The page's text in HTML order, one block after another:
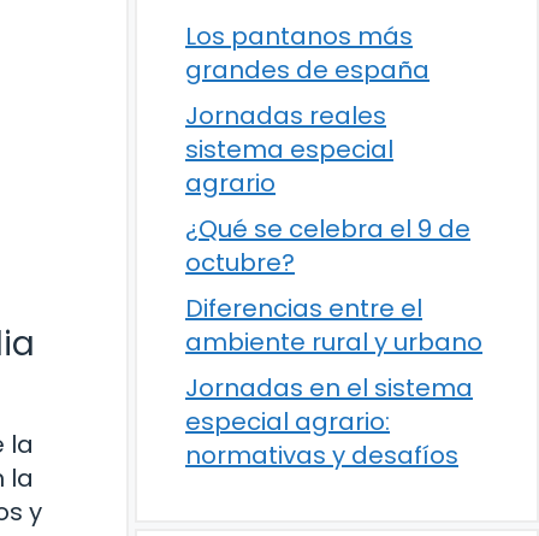
la
la
y
Los pantanos más
grandes de españa
Jornadas reales
sistema especial
agrario
¿Qué se celebra el 9 de
octubre?
Diferencias entre el
ambiente rural y urbano
Jornadas en el sistema
especial agrario:
normativas y desafíos